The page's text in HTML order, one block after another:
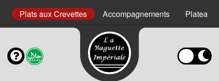
Plats aux Crevettes Accompagnements Plateaux